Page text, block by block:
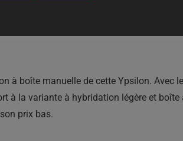
et, toujours d’après Italpassion, le
10 000 exemplaires sur l’année
à boîte manuelle de cette Ypsilon. Avec
la variante à hybridation légère et
prix bas.